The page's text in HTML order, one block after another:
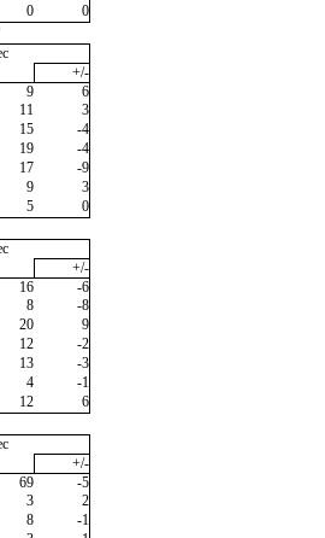
0
0
+/-
9
6
11
3
15
-4
19
-4
17
-9
9
3
5
0
+/-
16
-6
8
-8
20
9
12
-2
13
-3
4
-1
12
6
+/-
69
-5
3
2
8
-1